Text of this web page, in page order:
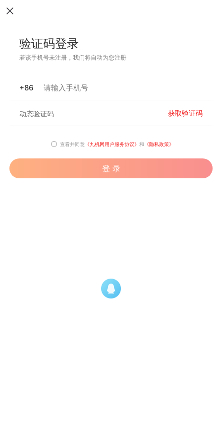
验证码登录
若该手机号未注册，我们将自动为您注册
+86
获取验证码
查看并同意 《九机网用户服务协议》 和 《隐私政策》
登 录